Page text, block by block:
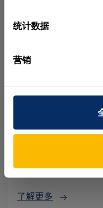
统计数据
营销
MVTec MERLIC on
在本课程中，您将学
子 Industrial Edge 设
MERLIC 如何融入
境，以及这种架构如
扩展的工作流程，帮
现场运行机器视觉应
于 MERLIC 5.8，包
式模拟演练，展示如
Edge 设备上启动和
了解更多